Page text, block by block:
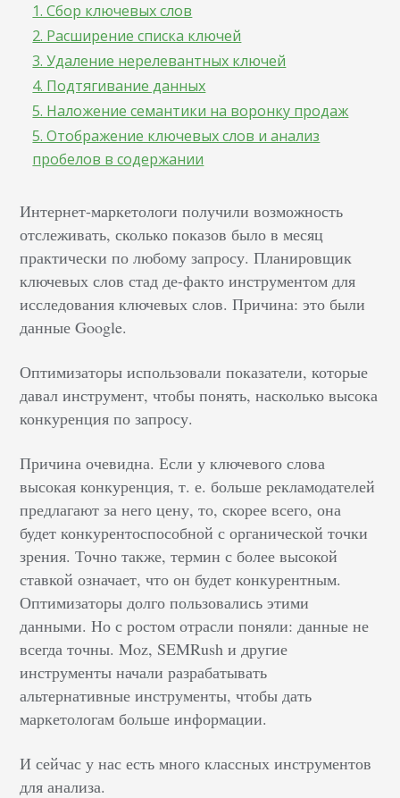
1. Сбор ключевых слов
2. Расширение списка ключей
3. Удаление нерелевантных ключей
4. Подтягивание данных
5. Наложение семантики на воронку продаж
5. Отображение ключевых слов и анализ
пробелов в содержании
Интернет-маркетологи получили возможность
отслеживать, сколько показов было в месяц
практически по любому запросу. Планировщик
ключевых слов стад де-факто инструментом для
исследования ключевых слов. Причина: это были
данные Google.
Оптимизаторы использовали показатели, которые
давал инструмент, чтобы понять, насколько высока
конкуренция по запросу.
Причина очевидна. Если у ключевого слова
высокая конкуренция, т. е. больше рекламодателей
предлагают за него цену, то, скорее всего, она
будет конкурентоспособной с органической точки
зрения. Точно также, термин с более высокой
ставкой означает, что он будет конкурентным.
Оптимизаторы долго пользовались этими
данными. Но с ростом отрасли поняли: данные не
всегда точны. Moz, SEMRush и другие
инструменты начали разрабатывать
альтернативные инструменты, чтобы дать
маркетологам больше информации.
И сейчас у нас есть много классных инструментов
для анализа.